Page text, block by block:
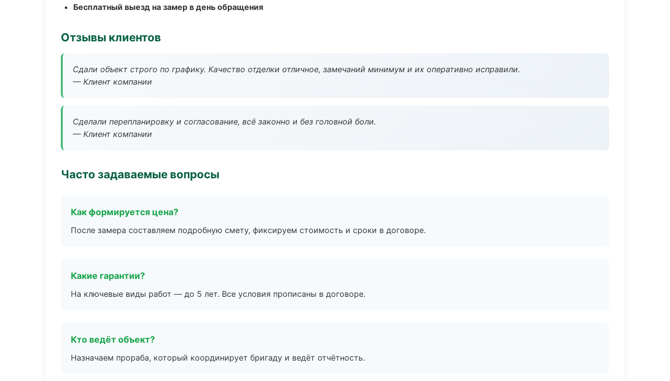
Бесплатный выезд на замер в день обращения
Отзывы клиентов
Сдали объект строго по графику. Качество отделки отличное, замечаний минимум и их оперативно исправили.
— Клиент компании
Сделали перепланировку и согласование, всё законно и без головной боли.
— Клиент компании
Часто задаваемые вопросы
Как формируется цена?
После замера составляем подробную смету, фиксируем стоимость и сроки в договоре.
Какие гарантии?
На ключевые виды работ — до 5 лет. Все условия прописаны в договоре.
Кто ведёт объект?
Назначаем прораба, который координирует бригаду и ведёт отчётность.